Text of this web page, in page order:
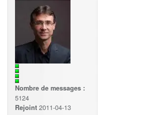
Nombre de messages :
5124
Rejoint 2011-04-13